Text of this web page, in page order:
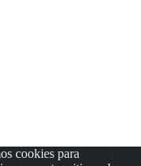
cookies para